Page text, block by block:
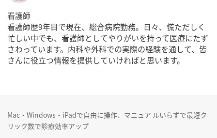
看護師
看護師歴9年目で現在、総合病院勤務。日々、慌ただしく
忙しい中でも、看護師としてやりがいを持って医療にたず
さわっています。内科や外科での実際の経験を通して、皆
さんに役立つ情報を提供していければと思います。
Mac・Windows・iPadで自由に操作、マニュア ルいらずで最短ク
リック数で診療効率アップ